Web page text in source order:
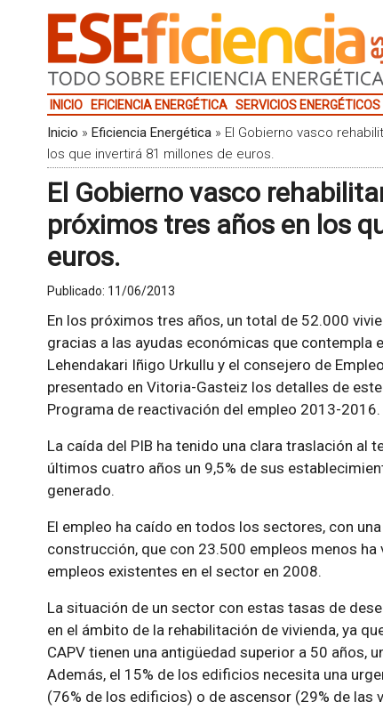
INICIO EFICIENCIA ENERGÉTICA SERVICIOS ENERGÉTICOS
Inicio » Eficiencia Energética» El Gobierno vasco
los que invertirá 81 millones de euros.
El Gobierno vasco
próximos tres años en los
euros.
Publicado: 11/06/2013
En los próximos tres años, un total de 52.000
gracias a las ayudas económicas que contempla
Lehendakari Iñigo Urkullu y el consejero de
presentado en Vitoria-Gasteiz los detalles de
Programa de reactivación del empleo 2013-2016.
La caída del PIB ha tenido una clara traslación al
últimos cuatro años un 9,5% de sus
generado.
El empleo ha caído en todos los sectores, con
construcción, que con 23.500 empleos menos
empleos existentes en el sector en 2008.
La situación de un sector con estas tasas de
en el ámbito de la rehabilitación de vivienda, ya
CAPV tienen una antigüedad superior a 50 años,
Además, el 15% de los edificios necesita una
(76% de los edificios) o de ascensor (29% de las